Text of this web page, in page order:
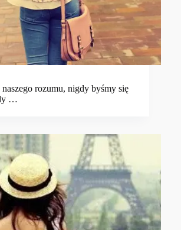
naszego rozumu, nigdy byśmy się
…